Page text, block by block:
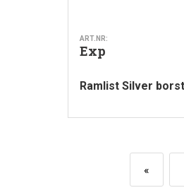
ART.NR:
Exp
Ramlist Silver
«